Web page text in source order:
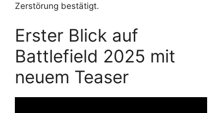
Zerstörung bestätigt.
Erster Blick auf
Battlefield 2025 mit
neuem Teaser